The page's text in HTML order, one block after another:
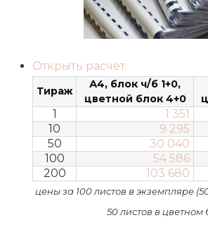
Открыть расчет
Тираж
А4, блок ч/б 1+0,
цветной блок 4+0
1 1 351
10
9 295
50
30 040
100
54 586
200
103 680
цены за 100 листов в экземпляре
50 листов в цветном